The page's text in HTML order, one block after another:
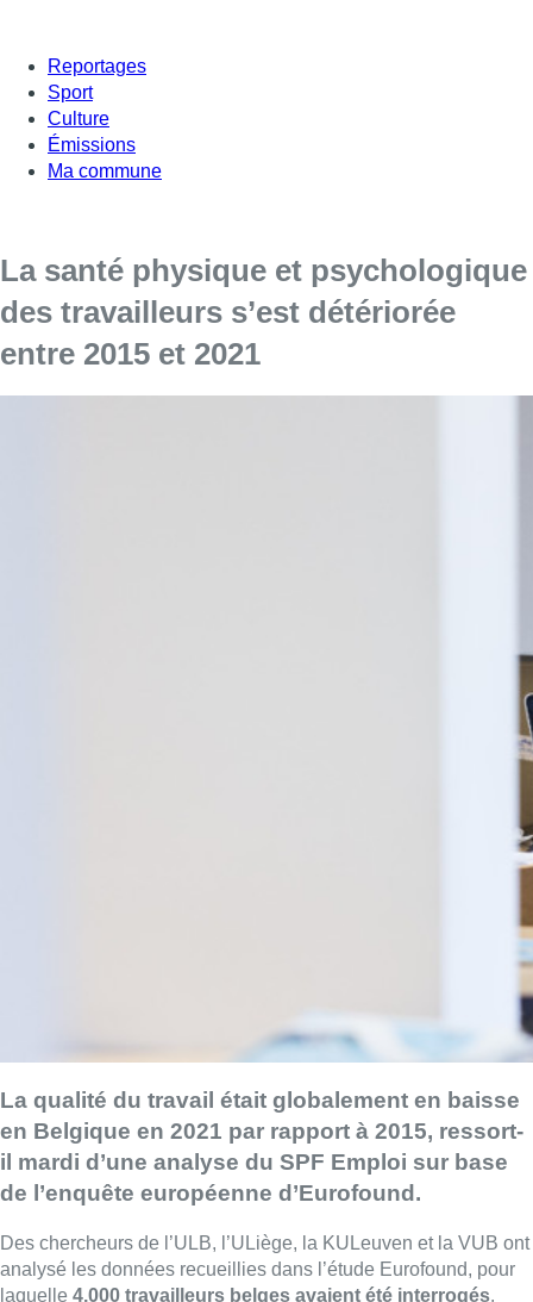
Reportages
Sport
Culture
Émissions
Ma commune
La santé physique et psychologique
des travailleurs s’est détériorée
entre 2015 et 2021
La qualité du travail était globalement en baisse
en Belgique en 2021 par rapport à 2015, ressort-
il mardi d’une analyse du SPF Emploi sur base
de l’enquête européenne d’Eurofound.
Des chercheurs de l’ULB, l’ULiège, la KULeuven et la VUB ont
analysé les données recueillies dans l’étude Eurofound, pour
laquelle 4.000 travailleurs belges avaient été interrogés.